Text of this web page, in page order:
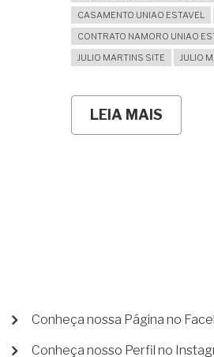
CASAMENTO UNIAO ESTAVEL
CONTRATO NAMORO UNIAO
JULIO MARTINS SITE
JULIO
LEIA MAIS
UNIÃO
MENU
Conheça nossa Página no
Conheça nosso Perfil no